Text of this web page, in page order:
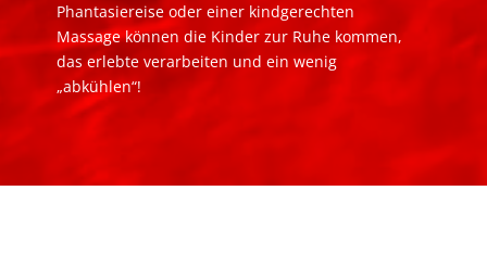
Phantasiereise oder einer kindgerechten
Massage können die Kinder zur Ruhe kommen,
das erlebte verarbeiten und ein wenig
„abkühlen“!